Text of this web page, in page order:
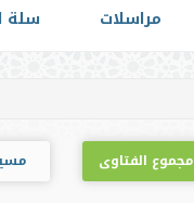
مراسلات سلة
مجموع الفتاوى